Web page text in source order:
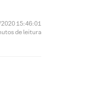
15:46:01
de leitura